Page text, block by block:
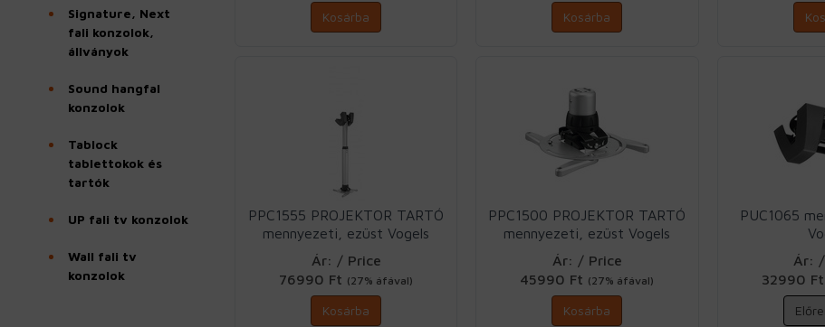
Signature, Next
fali konzolok,
állványok
Sound hangfal
konzolok
Tablock
tablettokok és
tartók
UP fali tv konzolok
Wall fali tv
konzolok
Kosárba Kosárba
PPC1555 PROJEKTOR TARTÓ
mennyezeti, ezüst Vogels
Ár: / Price
76990 Ft (27% áfával)
Kosárba
PPC1500 PROJEKTOR TARTÓ
mennyezeti, ezüst Vogels
Ár: / Price
45990 Ft (27% áfával)
Kosárba
PUC1065
Ár:
32990 Ft